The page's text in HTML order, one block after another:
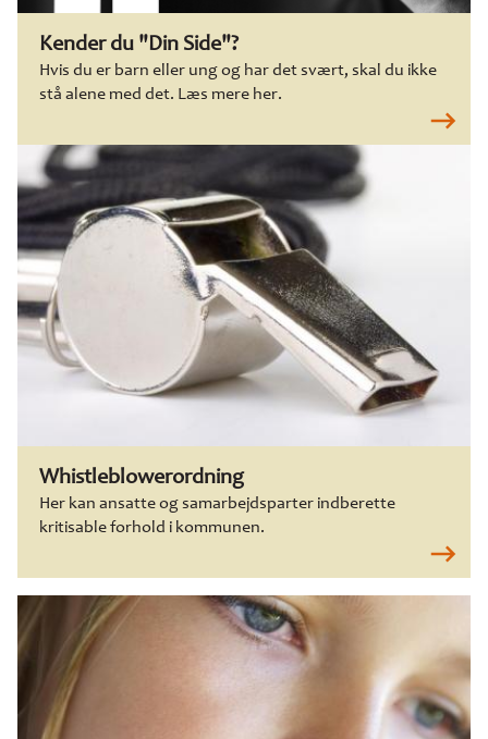
Kender du "Din Side"?
Hvis du er barn eller ung og har det svært, skal du ikke
stå alene med det. Læs mere her.
Whistleblowerordning
Her kan ansatte og samarbejdsparter indberette
kritisable forhold i kommunen.